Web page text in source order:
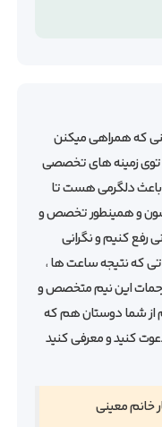
که همراهی میکنن
توی زمینه های تخصصی
دلگرمی هست تا
و همینطور تخصص و
رفع کنیم و نگرانی
که نتیجه ساعت ها ،
این نیم متخصص و
از شما دوستان هم که
کنید و معرفی کنید
خانم معینی